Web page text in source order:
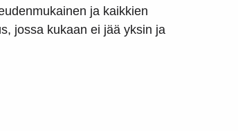
ja kaikkien
jossa kukaan ei jää yksin ja